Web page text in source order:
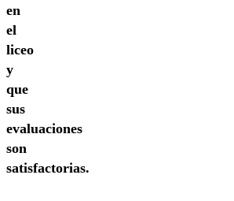
en
el
liceo
y
que
sus
evaluaciones
son
satisfactorias.